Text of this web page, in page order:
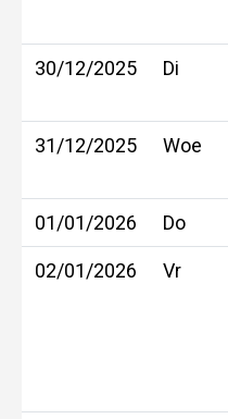
30/12/2025 Di
31/12/2025 Woe
01/01/2026 Do
02/01/2026 Vr